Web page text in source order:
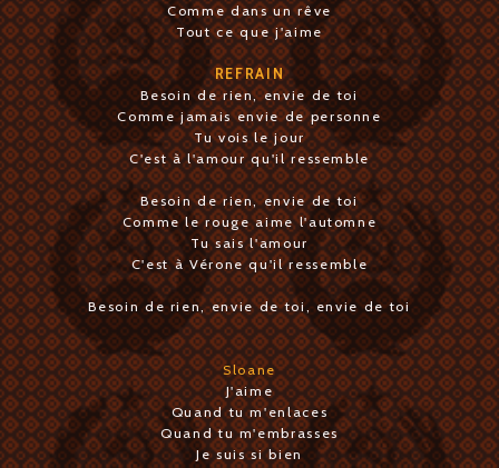
Comme dans un rêve
Tout ce que j'aime
REFRAIN
Besoin de rien, envie de toi
Comme jamais envie de personne
Tu vois le jour
C'est à l'amour qu'il ressemble
Besoin de rien, envie de toi
Comme le rouge aime l'automne
Tu sais l'amour
C'est à Vérone qu'il ressemble
Besoin de rien, envie de toi, envie de toi
Sloane
J'aime
Quand tu m'enlaces
Quand tu m'embrasses
Je suis si bien